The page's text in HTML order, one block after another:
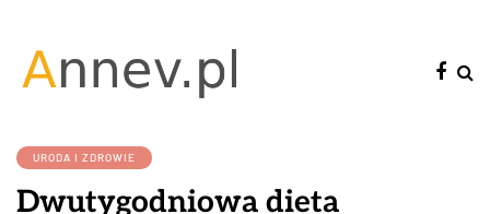
URODA I ZDROWIE
Dwutygodniowa dieta